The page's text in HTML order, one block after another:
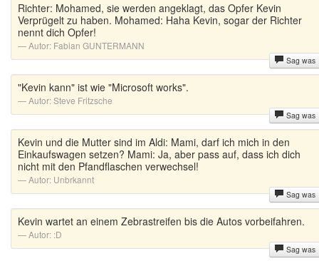
Richter: Mohamed, sie werden angeklagt, das Opfer Kevin
Verprügelt zu haben. Mohamed: Haha Kevin, sogar der Richter
nennt dich Opfer!
Autor: Fabian GUNTERMANN
Sag was
"Kevin kann" ist wie "Microsoft works".
Autor:Steve Fritzsche
Sag was
Kevin und die Mutter sind im Aldi: Mami, darf ich mich in den
Einkaufswagen setzen? Mami: Ja, aber pass auf, dass ich dich
nicht mit den Pfandflaschen verwechsel!
Autor: Unbrkannt
Sag was
Kevin wartet an einem Zebrastreifen bis die Autos vorbeifahren.
Autor: :D
Sag was